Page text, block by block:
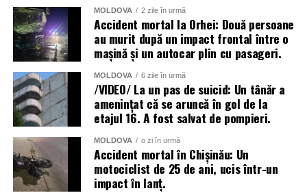
MOLDOVA 2 zile în urmă
Accident mortal la Orhei: Două persoane
au murit după un impact frontal între o
mașină și un autocar plin cu pasageri.
MOLDOVA 6 zile în urmă
/VIDEO/ La un pas de suicid: Un tânăr a
amenințat că se aruncă în gol de la
etajul 16. A fost salvat de pompieri.
MOLDOVA o zi în urmă
Accident mortal în Chișinău: Un
motociclist de 25 de ani, ucis într-un
impact în lanț.